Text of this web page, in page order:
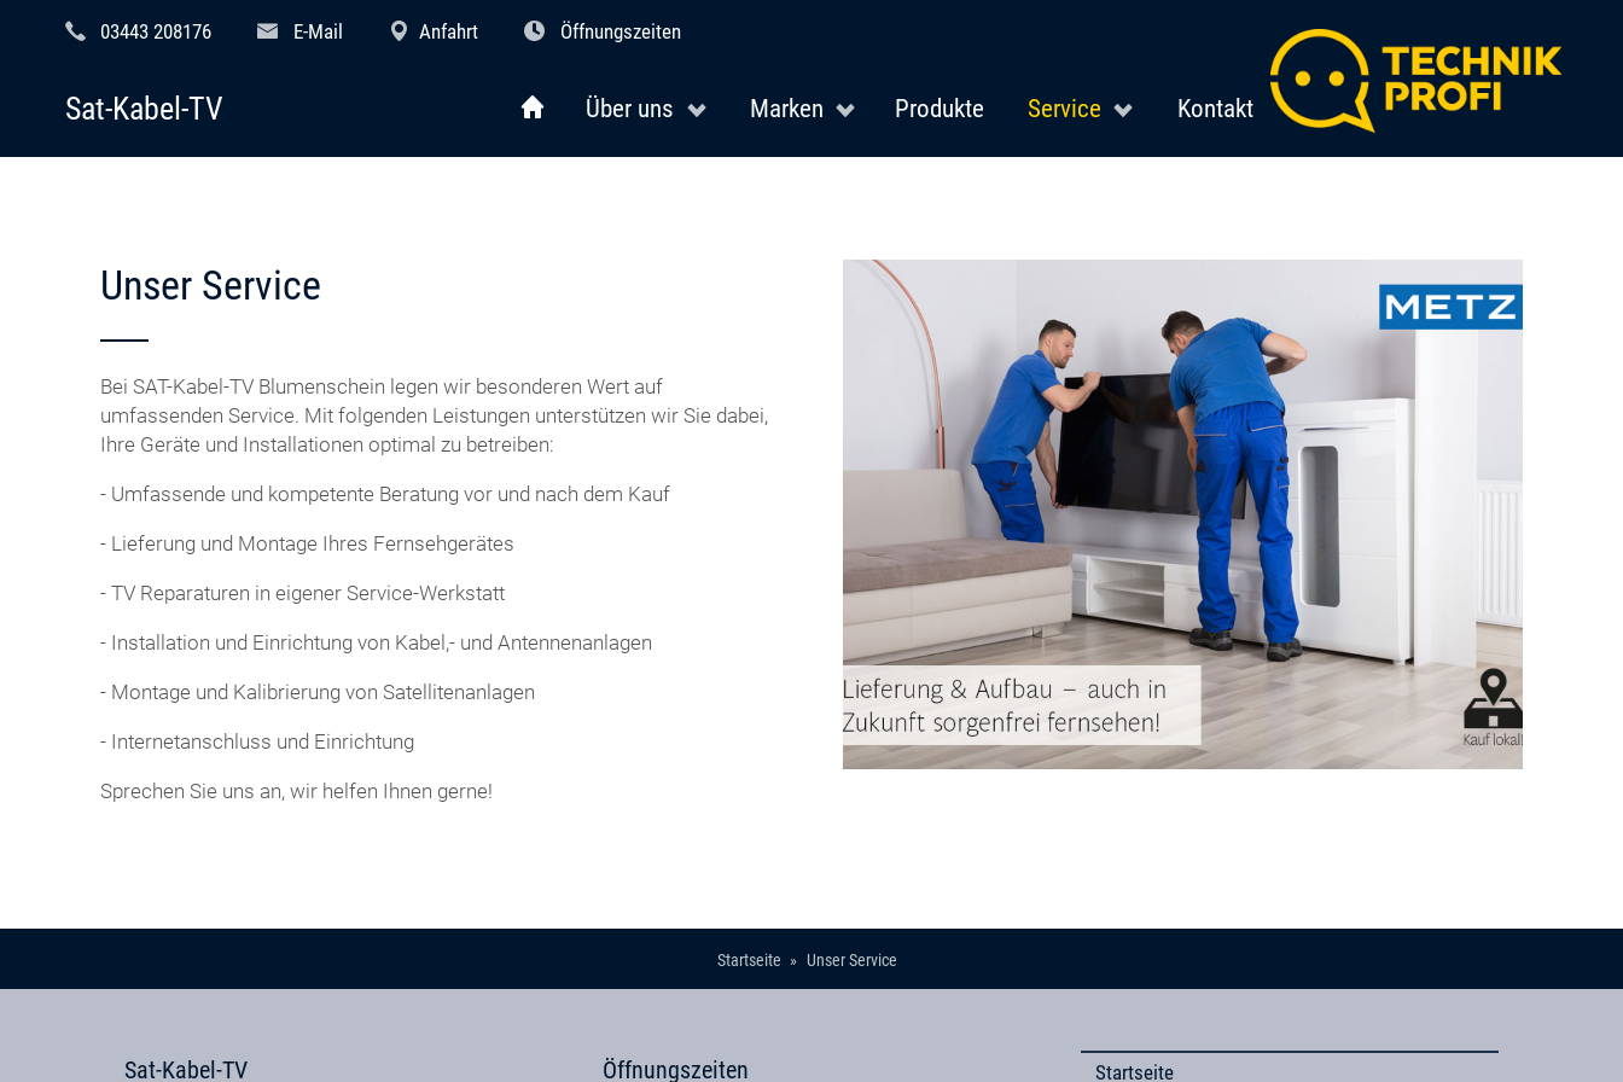
03443 208176 E-Mail Anfahrt Öffnungszeiten
Über uns Marken Produkte Service Kontakt
Sat-Kabel-TV
Unser Service
Bei SAT-Kabel-TV Blumenschein legen wir besonderen Wert auf
umfassenden Service. Mit folgenden Leistungen unterstützen wir Sie dabei,
Ihre Geräte und Installationen optimal zu betreiben:
- Umfassende und kompetente Beratung vor und nach dem Kauf
- Lieferung und Montage Ihres Fernsehgerätes
- TV Reparaturen in eigener Service-Werkstatt
- Installation und Einrichtung von Kabel,- und Antennenanlagen
- Montage und Kalibrierung von Satellitenanlagen
- Internetanschluss und Einrichtung
Sprechen Sie uns an, wir helfen Ihnen gerne!
Startseite Unser Service
Sat-Kabel-TV Öffnungszeiten Startseite